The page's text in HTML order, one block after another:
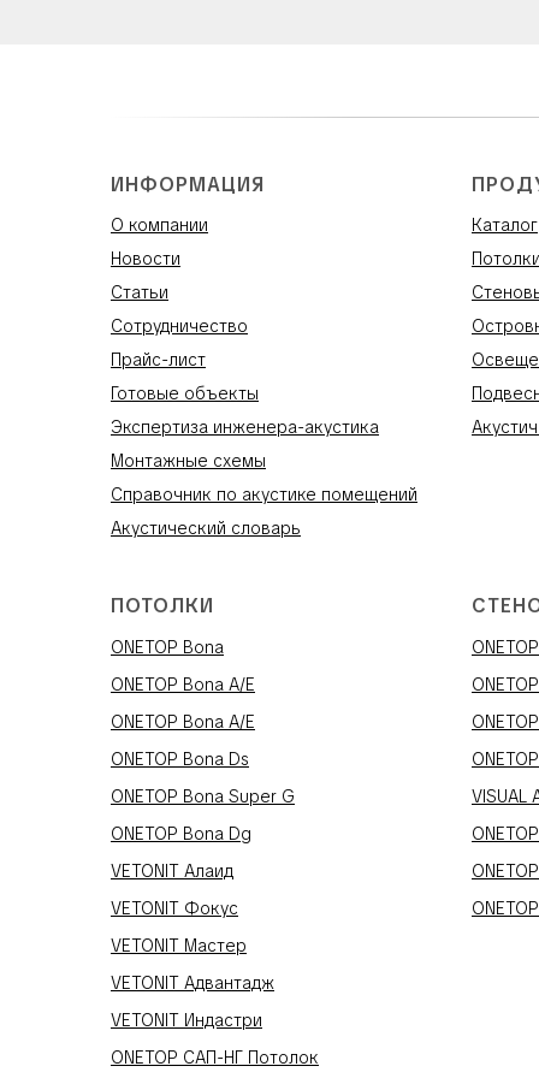
ИНФОРМАЦИЯ
О компании
Новости
Статьи
Сотрудничество
Прайс-лист
Готовые объекты
Экспертиза инженера-акустика
Монтажные схемы
Справочник по акустике помещений
Акустический словарь
Каталог
ПОТОЛКИ
ONETOP Bona
ONETOP Bona A/E
ONETOP Bona A/E
ONETOP Bona Ds
ONETOP Bona Super G
ONETOP Bona Dg
VETONIT Алаид
VETONIT Фокус
VETONIT Мастер
VETONIT Адвантадж
VETONIT Индастри
ONETOP САП-НГ Потолок
VISUAL